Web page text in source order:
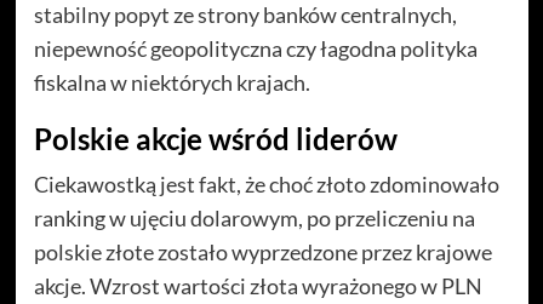
stabilny popyt ze strony banków centralnych,
niepewność geopolityczna czy łagodna polityka
fiskalna w niektórych krajach.
Polskie akcje wśród liderów
Ciekawostką jest fakt, że choć złoto zdominowało
ranking w ujęciu dolarowym, po przeliczeniu na
polskie złote zostało wyprzedzone przez krajowe
akcje. Wzrost wartości złota wyrażonego w PLN